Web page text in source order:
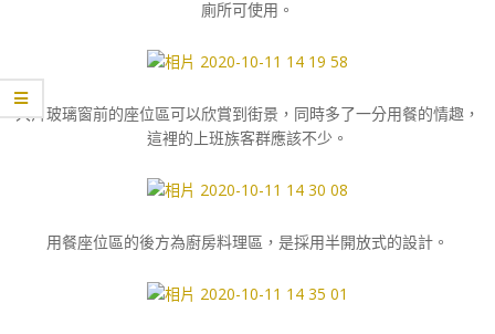
廁所可使用。
大片玻璃窗前的座位區可以欣賞到街景，同時多了一分用餐的情趣，
這裡的上班族客群應該不少。
用餐座位區的後方為廚房料理區，是採用半開放式的設計。